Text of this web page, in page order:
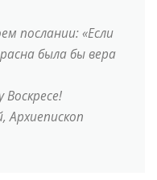
послании: «Если
была бы вера
Воскресе!